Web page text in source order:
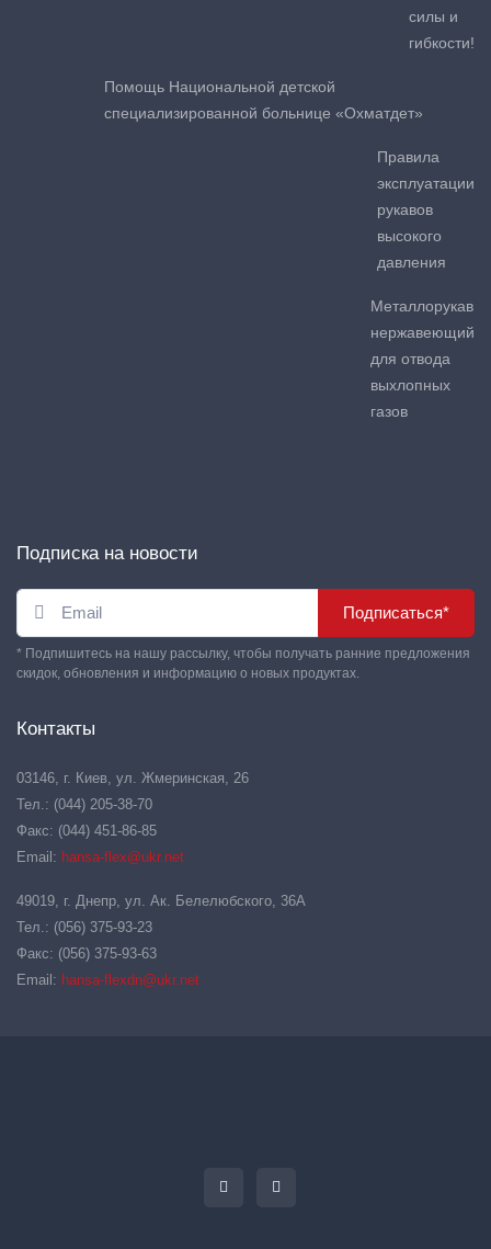
силы и
гибкости!
Помощь Национальной детской
специализированной больнице «Охматдет»
Правила
эксплуатации
рукавов
высокого
давления
Металлорукав
нержавеющий
для отвода
выхлопных
газов
Подписка на новости
Подписаться*
* Подпишитесь на нашу рассылку, чтобы получать ранние предложения
скидок, обновления и информацию о новых продуктах.
Контакты
03146, г. Киев, ул. Жмеринская, 26
Тел.: (044) 205-38-70
Факс: (044) 451-86-85
Email: hansa-flex@ukr.net
49019, г. Днепр, ул. Ак. Белелюбского, 36А
Тел.: (056) 375-93-23
Факс: (056) 375-93-63
Email: hansa-flexdn@ukr.net